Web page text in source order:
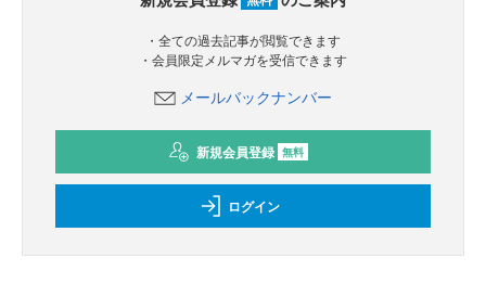
・全ての過去記事が閲覧できます
・会員限定メルマガを受信できます
メールバックナンバー
新規会員登録 無料
ログイン